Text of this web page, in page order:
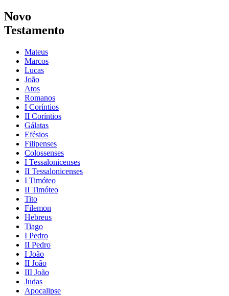
Novo
Testamento
Mateus
Marcos
Lucas
João
Atos
Romanos
I Coríntios
II Coríntios
Gálatas
Efésios
Filipenses
Colossenses
I Tessalonicenses
II Tessalonicenses
I Timóteo
II Timóteo
Tito
Filemon
Hebreus
Tiago
I Pedro
II Pedro
I João
II João
III João
Judas
Apocalipse